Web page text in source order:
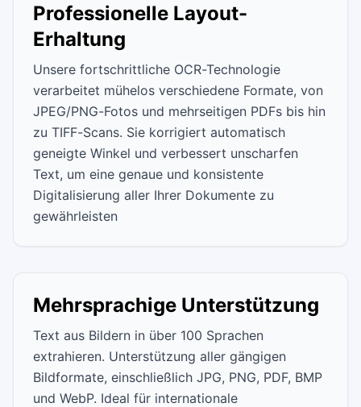
Professionelle Layout-
Erhaltung
Unsere fortschrittliche OCR-Technologie
verarbeitet mühelos verschiedene Formate, von
JPEG/PNG-Fotos und mehrseitigen PDFs bis hin
zu TIFF-Scans. Sie korrigiert automatisch
geneigte Winkel und verbessert unscharfen
Text, um eine genaue und konsistente
Digitalisierung aller Ihrer Dokumente zu
gewährleisten
Mehrsprachige Unterstützung
Text aus Bildern in über 100 Sprachen
extrahieren. Unterstützung aller gängigen
Bildformate, einschließlich JPG, PNG, PDF, BMP
und WebP. Ideal für internationale